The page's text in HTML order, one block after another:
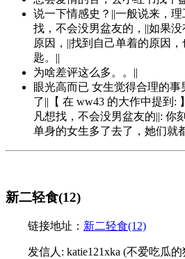
说一下情感史？||一般说来，
找，不会没男盆友的，||如果
原因，||找到自己单着的原因
匙。||
为啥差评这么多。。||
眼光高而已 女生觉得合理的
了||【 在 ww43 的大作中提到:
凡想找，不会没男盆友的||: 你
单身的女生多了去了，她们就
新二轻食(12)
链接地址： 新二轻食(12)
发信人: katie121xka (不爱吃瓜的